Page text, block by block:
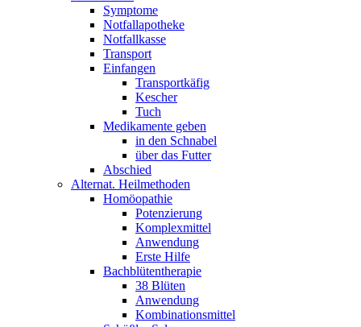
Symptome
Notfallapotheke
Notfallkasse
Transport
Einfangen
Transportkäfig
Kescher
Tuch
Medikamente geben
in den Schnabel
über das Futter
Abschied
Alternat. Heilmethoden
Homöopathie
Potenzierung
Komplexmittel
Anwendung
Erste Hilfe
Bachblütentherapie
38 Blüten
Anwendung
Kombinationsmittel